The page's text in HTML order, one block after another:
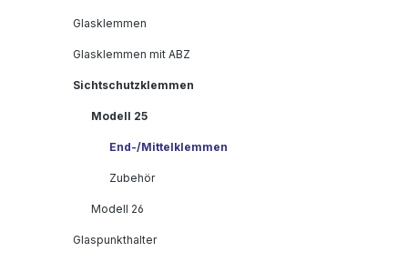
Glasklemmen
Glasklemmen mit ABZ
Sichtschutzklemmen
Modell 25
End-/Mittelklemmen
Zubehör
Modell 26
Glaspunkthalter